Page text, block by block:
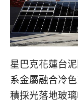
星巴克花蓮台
系金屬融合冷
積採光落地玻